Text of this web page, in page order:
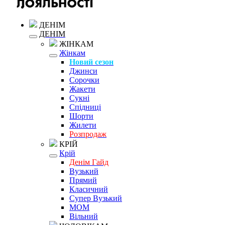
ДЕНІМ
ДЕНІМ
ЖІНКАМ
Жінкам
Новий сезон
Джинси
Сорочки
Жакети
Сукні
Спідниці
Шорти
Жилети
Розпродаж
КРІЙ
Крій
Денім Гайд
Вузький
Прямий
Класичний
Супер Вузький
MOM
Вільний